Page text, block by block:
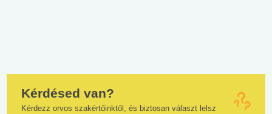
Kérdésed van?
Kérdezz orvos szakértőinktől, és biztosan választ lelsz